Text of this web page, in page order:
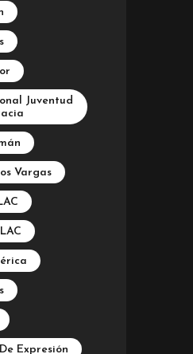
Juventud
Vargas
Expresión